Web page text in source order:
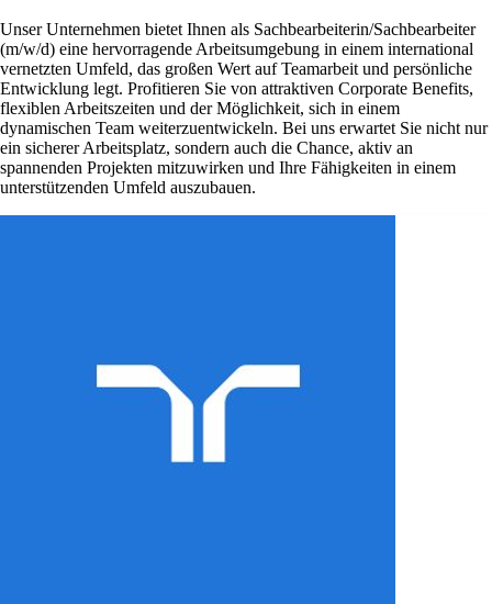
Unser Unternehmen bietet Ihnen als Sachbearbeiterin/Sachbearbeiter
(m/w/d) eine hervorragende Arbeitsumgebung in einem international
vernetzten Umfeld, das großen Wert auf Teamarbeit und persönliche
Entwicklung legt. Profitieren Sie von attraktiven Corporate Benefits,
flexiblen Arbeitszeiten und der Möglichkeit, sich in einem
dynamischen Team weiterzuentwickeln. Bei uns erwartet Sie nicht nur
ein sicherer Arbeitsplatz, sondern auch die Chance, aktiv an
spannenden Projekten mitzuwirken und Ihre Fähigkeiten in einem
unterstützenden Umfeld auszubauen.